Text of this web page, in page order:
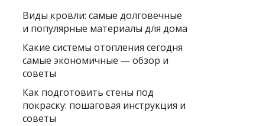
Виды кровли: самые долговечные
и популярные материалы для дома
Какие системы отопления сегодня
самые экономичные — обзор и
советы
Как подготовить стены под
покраску: пошаговая инструкция и
советы